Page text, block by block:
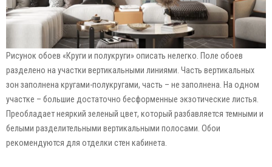
Рисунок обоев «Круги и полукруги» описать нелегко. Поле обоев
разделено на участки вертикальными линиями. Часть вертикальных
зон заполнена кругами-полукругами, часть – не заполнена. На одном
участке – большие достаточно бесформенные экзотические листья.
Преобладает неяркий зеленый цвет, который разбавляется темными и
белыми разделительными вертикальными полосами. Обои
рекомендуются для отделки стен кабинета.